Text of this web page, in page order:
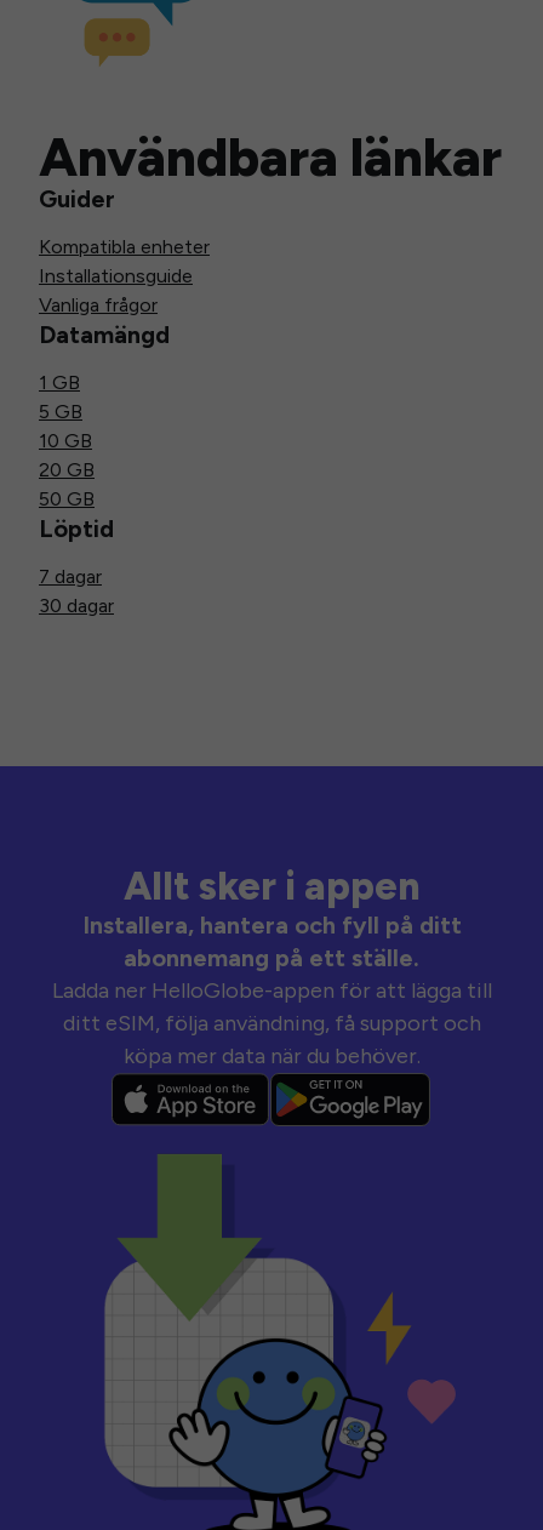
Användbara länkar
Guider
Kompatibla enheter
Installationsguide
Vanliga frågor
Datamängd
1 GB
5 GB
10 GB
20 GB
50 GB
Löptid
7 dagar
30 dagar
Allt sker i appen
Installera, hantera och fyll på ditt
abonnemang på ett ställe.
Ladda ner HelloGlobe-appen för att lägga till
ditt eSIM, följa användning, få support och
köpa mer data när du behöver.